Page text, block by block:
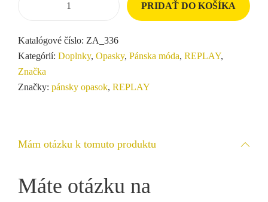
PRIDAŤ DO KOŠÍKA
Katalógové číslo: ZA_336
Kategórií: Doplnky, Opasky, Pánska móda, REPLAY,
Značka
Značky: pánsky opasok, REPLAY
Mám otázku k tomuto produktu
Máte otázku na